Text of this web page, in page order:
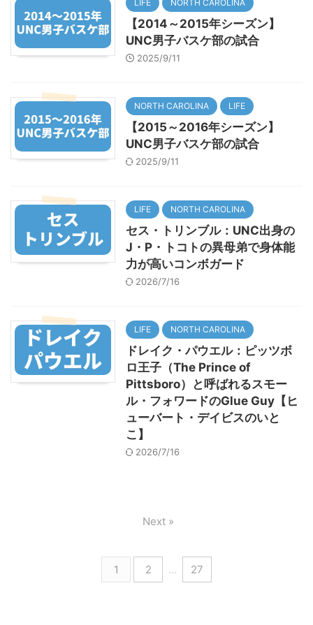
LIFE NORTH CAROLINA
【2014～2015年シーズン】
UNC男子バスケ部の試合
2025/9/11
NORTH CAROLINA LIFE
【2015～2016年シーズン】
UNC男子バスケ部の試合
2025/9/11
LIFE NORTH CAROLINA
セス・トリンブル：UNC出身の
J・P・トコトの異母弟で身体能
力が高いコンボガード
2026/7/16
LIFE NORTH CAROLINA
ドレイク・パウエル：ピッツボ
ロ王子（The Prince of
Pittsboro）と呼ばれるスモー
ル・フォワードのGlue Guy【ヒ
ューバート・デイビスのいと
こ】
2026/7/16
1 2 … 27
Next »